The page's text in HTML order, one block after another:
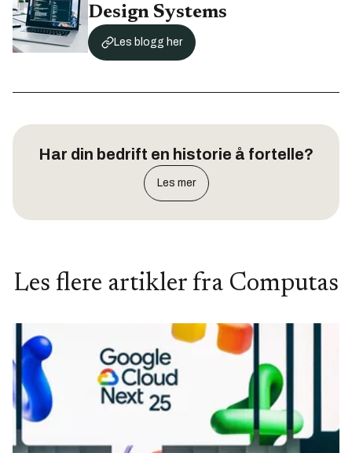
Design Systems
Les blogg her
Har din bedrift en historie å fortelle?
Les mer
Les flere artikler fra Computas